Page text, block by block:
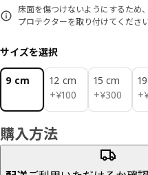
床面を傷つけないようにするため
プロテクターを取り付けてくださ
サイズを選択
9 cm
12 cm
+¥100
¥ 100
15 cm
+¥300
¥ 300
+
購入方法